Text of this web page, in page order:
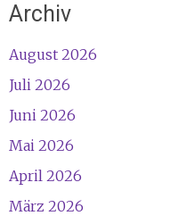
Archiv
August 2026
Juli 2026
Juni 2026
Mai 2026
April 2026
März 2026